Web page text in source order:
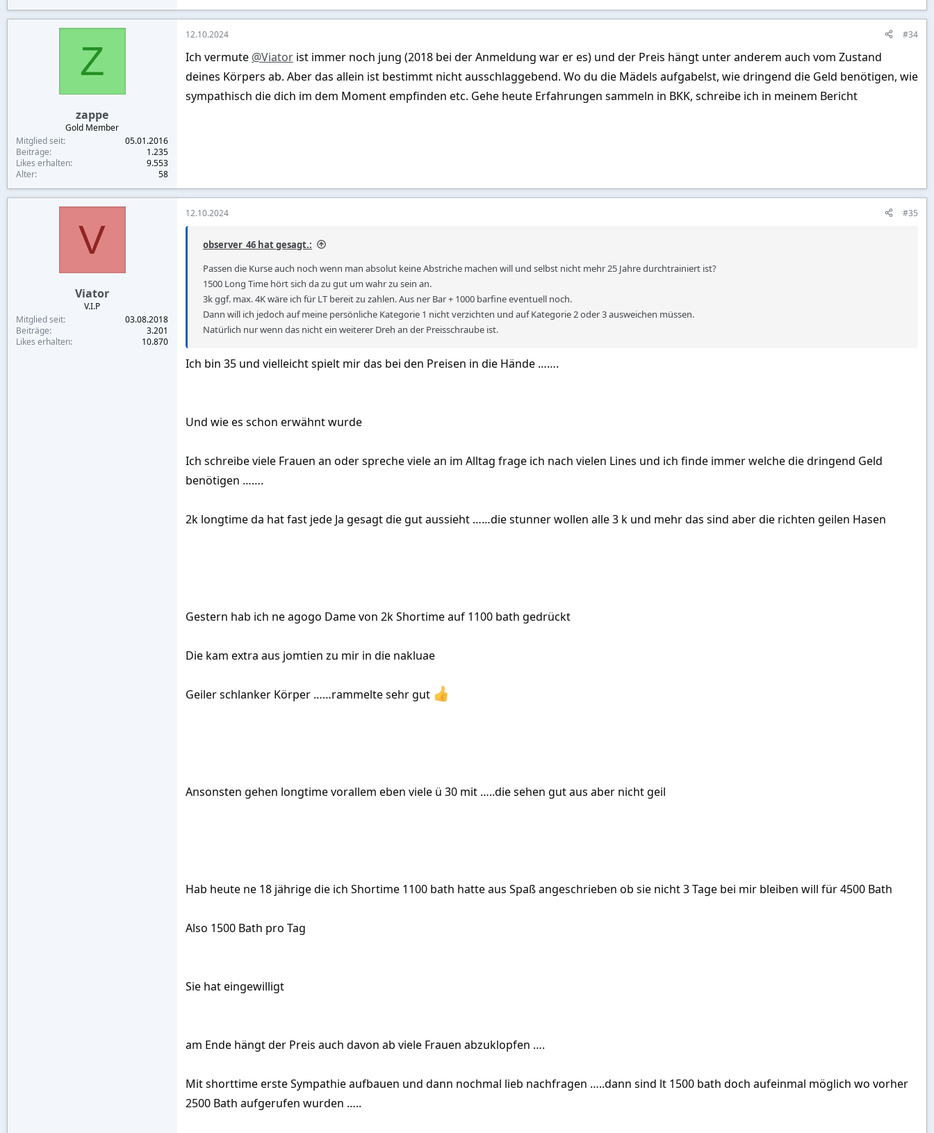
Auch Kenya Damen sagen da ja
Wer bei Köper und aussehen Abstriche machen kann findet auch immer noch viele Damen die 1000 Bath logntime machen
Z
zappe
Gold Member
Mitglied seit
05.01.2016
Beiträge
1.235
Likes erhalten
9.553
Alter
58
12.10.2024 #34
Ich vermute @Viator ist immer noch jung (2018 bei der Anmeldung war er es) und der Preis hängt unter anderem auch vom Zustand
deines Körpers ab. Aber das allein ist bestimmt nicht ausschlaggebend. Wo du die Mädels aufgabelst, wie dringend die Geld benötigen, wie
sympathisch die dich im dem Moment empfinden etc. Gehe heute Erfahrungen sammeln in BKK, schreibe ich in meinem Bericht
V
Viator
V.I.P
Mitglied seit
03.08.2018
Beiträge
3.201
Likes erhalten
10.870
12.10.2024 #35
observer_46 hat gesagt.:
Passen die Kurse auch noch wenn man absolut keine Abstriche machen will und selbst nicht mehr 25 Jahre durchtrainiert ist?
1500 Long Time hört sich da zu gut um wahr zu sein an.
3k ggf. max. 4K wäre ich für LT bereit zu zahlen. Aus ner Bar + 1000 barfine eventuell noch.
Dann will ich jedoch auf meine persönliche Kategorie 1 nicht verzichten und auf Kategorie 2 oder 3 ausweichen müssen.
Natürlich nur wenn das nicht ein weiterer Dreh an der Preisschraube ist.
Ich bin 35 und vielleicht spielt mir das bei den Preisen in die Hände …….
Und wie es schon erwähnt wurde
Ich schreibe viele Frauen an oder spreche viele an im Alltag frage ich nach vielen Lines und ich finde immer welche die dringend Geld
benötigen …….
2k longtime da hat fast jede Ja gesagt die gut aussieht ……die stunner wollen alle 3 k und mehr das sind aber die richten geilen Hasen
Gestern hab ich ne agogo Dame von 2k Shortime auf 1100 bath gedrückt
Die kam extra aus jomtien zu mir in die nakluae
Geiler schlanker Körper ……rammelte sehr gut
Ansonsten gehen longtime vorallem eben viele ü 30 mit …..die sehen gut aus aber nicht geil
Hab heute ne 18 jährige die ich Shortime 1100 bath hatte aus Spaß angeschrieben ob sie nicht 3 Tage bei mir bleiben will für 4500 Bath
Also 1500 Bath pro Tag
Sie hat eingewilligt
am Ende hängt der Preis auch davon ab viele Frauen abzuklopfen ….
Mit shorttime erste Sympathie aufbauen und dann nochmal lieb nachfragen …..dann sind lt 1500 bath doch aufeinmal möglich wo vorher
2500 Bath aufgerufen wurden …..